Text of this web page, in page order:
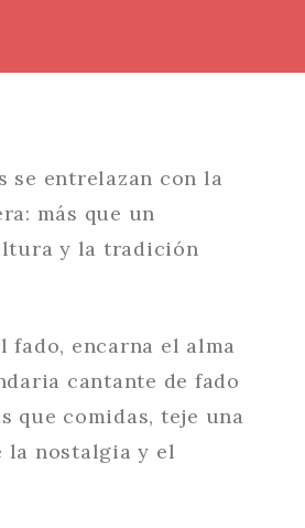
se entrelazan con la
más que un
y la tradición
fado, encarna el alma
cantante de fado
que comidas, teje una
la nostalgia y el